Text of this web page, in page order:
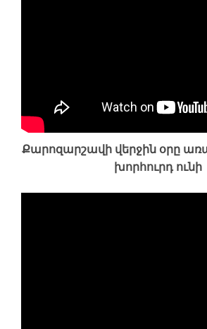
Քարոզարշավի վերջին օրը
խորհուրդ ունի